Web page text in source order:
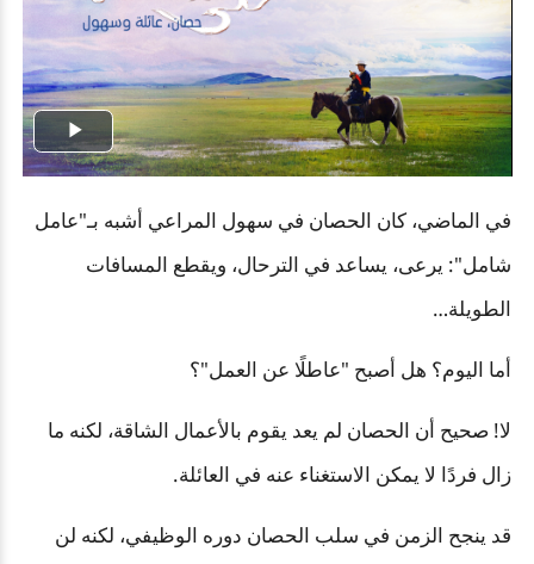
Play
في الماضي، كان الحصان في سهول المراعي أشبه بـ"عامل
شامل": يرعى، يساعد في الترحال، ويقطع المسافات
الطويلة…
أما اليوم؟ هل أصبح "عاطلًا عن العمل"؟
لا! صحيح أن الحصان لم يعد يقوم بالأعمال الشاقة، لكنه ما
زال فردًا لا يمكن الاستغناء عنه في العائلة.
قد ينجح الزمن في سلب الحصان دوره الوظيفي، لكنه لن